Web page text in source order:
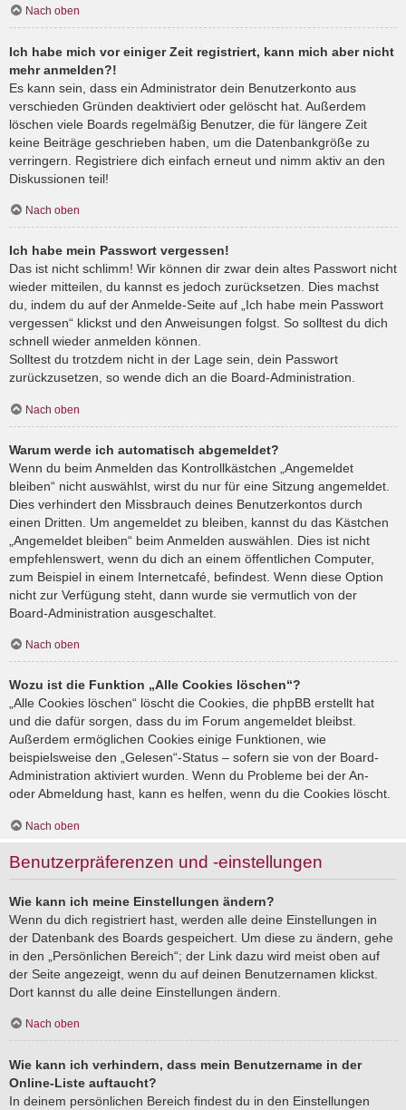
Nach oben
Ich habe mich vor einiger Zeit registriert, kann mich aber nicht
mehr anmelden?!
Es kann sein, dass ein Administrator dein Benutzerkonto aus
verschieden Gründen deaktiviert oder gelöscht hat. Außerdem
löschen viele Boards regelmäßig Benutzer, die für längere Zeit
keine Beiträge geschrieben haben, um die Datenbankgröße zu
verringern. Registriere dich einfach erneut und nimm aktiv an den
Diskussionen teil!
Nach oben
Ich habe mein Passwort vergessen!
Das ist nicht schlimm! Wir können dir zwar dein altes Passwort nicht
wieder mitteilen, du kannst es jedoch zurücksetzen. Dies machst
du, indem du auf der Anmelde-Seite auf „Ich habe mein Passwort
vergessen“ klickst und den Anweisungen folgst. So solltest du dich
schnell wieder anmelden können.
Solltest du trotzdem nicht in der Lage sein, dein Passwort
zurückzusetzen, so wende dich an die Board-Administration.
Nach oben
Warum werde ich automatisch abgemeldet?
Wenn du beim Anmelden das Kontrollkästchen „Angemeldet
bleiben“ nicht auswählst, wirst du nur für eine Sitzung angemeldet.
Dies verhindert den Missbrauch deines Benutzerkontos durch
einen Dritten. Um angemeldet zu bleiben, kannst du das Kästchen
„Angemeldet bleiben“ beim Anmelden auswählen. Dies ist nicht
empfehlenswert, wenn du dich an einem öffentlichen Computer,
zum Beispiel in einem Internetcafé, befindest. Wenn diese Option
nicht zur Verfügung steht, dann wurde sie vermutlich von der
Board-Administration ausgeschaltet.
Nach oben
Wozu ist die Funktion „Alle Cookies löschen“?
„Alle Cookies löschen“ löscht die Cookies, die phpBB erstellt hat
und die dafür sorgen, dass du im Forum angemeldet bleibst.
Außerdem ermöglichen Cookies einige Funktionen, wie
beispielsweise den „Gelesen“-Status – sofern sie von der Board-
Administration aktiviert wurden. Wenn du Probleme bei der An-
oder Abmeldung hast, kann es helfen, wenn du die Cookies löscht.
Nach oben
Benutzerpräferenzen und -einstellungen
Wie kann ich meine Einstellungen ändern?
Wenn du dich registriert hast, werden alle deine Einstellungen in
der Datenbank des Boards gespeichert. Um diese zu ändern, gehe
in den „Persönlichen Bereich“; der Link dazu wird meist oben auf
der Seite angezeigt, wenn du auf deinen Benutzernamen klickst.
Dort kannst du alle deine Einstellungen ändern.
Nach oben
Wie kann ich verhindern, dass mein Benutzername in der
Online-Liste auftaucht?
In deinem persönlichen Bereich findest du in den Einstellungen